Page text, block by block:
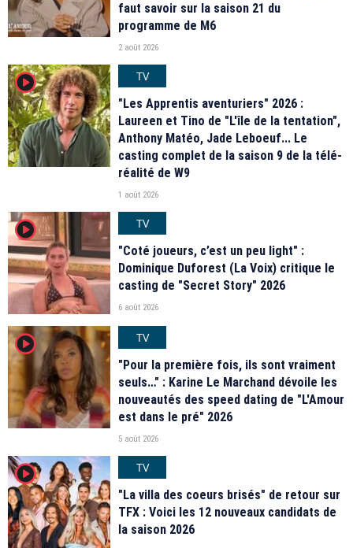
faut savoir sur la saison 21 du
programme de M6
2 août 2026
player2
TV
"Les Apprentis aventuriers" 2026 :
Laureen et Tino de "L'île de la tentation",
Anthony Matéo, Jade Leboeuf... Le
casting complet de la saison 9 de la télé-
réalité de W9
1 août 2026
player2
TV
"Coté joueurs, c’est un peu light" :
Dominique Duforest (La Voix) critique le
casting de "Secret Story" 2026
6 août 2026
player2
TV
"Pour la première fois, ils sont vraiment
seuls…" : Karine Le Marchand dévoile les
nouveautés des speed dating de "L'Amour
est dans le pré" 2026
5 août 2026
player2
TV
"La villa des coeurs brisés" de retour sur
TFX : Voici les 12 nouveaux candidats de
la saison 2026